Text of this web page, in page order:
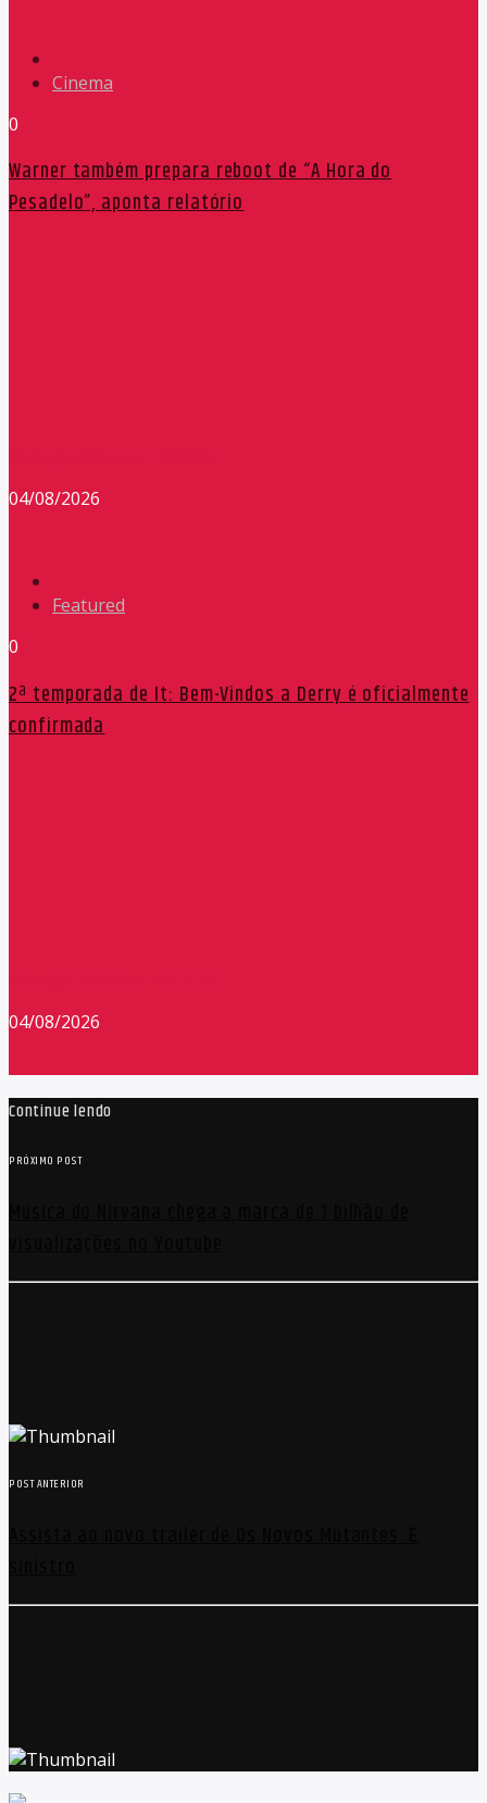
Cinema
0
Warner também prepara reboot de “A Hora do
Pesadelo”, aponta relatório
04/08/2026
Featured
0
2ª temporada de It: Bem-Vindos a Derry é oficialmente
confirmada
04/08/2026
Continue lendo
PRÓXIMO POST
POST ANTERIOR